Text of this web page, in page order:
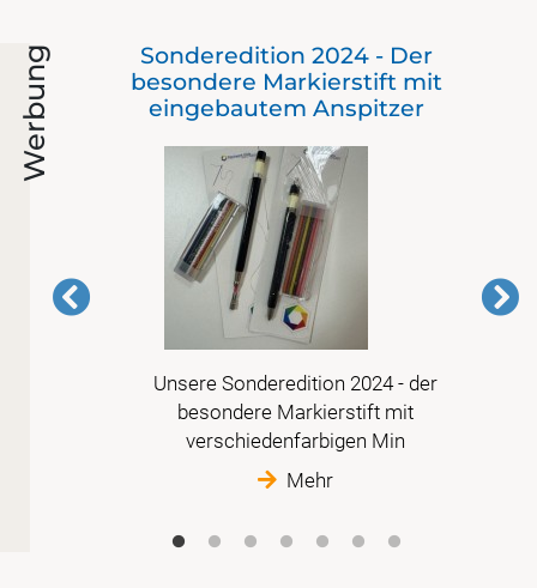
Werbung
Sonderedition 2024 - Der
besondere Markierstift mit
eingebautem Anspitzer
Unsere Sonderedition 2024 - der
besondere Markierstift mit
verschiedenfarbigen Min
Mehr